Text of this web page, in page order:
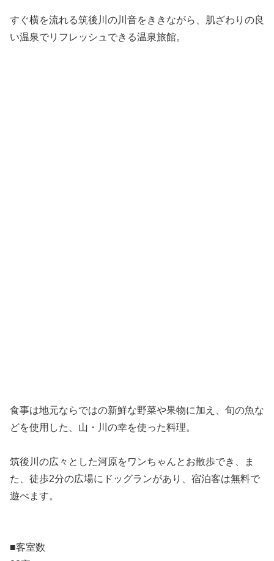
すぐ横を流れる筑後川の川音をききながら、肌ざわりの良
い温泉でリフレッシュできる温泉旅館。
食事は地元ならではの新鮮な野菜や果物に加え、旬の魚な
どを使用した、山・川の幸を使った料理。
筑後川の広々とした河原をワンちゃんとお散歩でき、ま
た、徒歩2分の広場にドッグランがあり、宿泊客は無料で
遊べます。
■客室数